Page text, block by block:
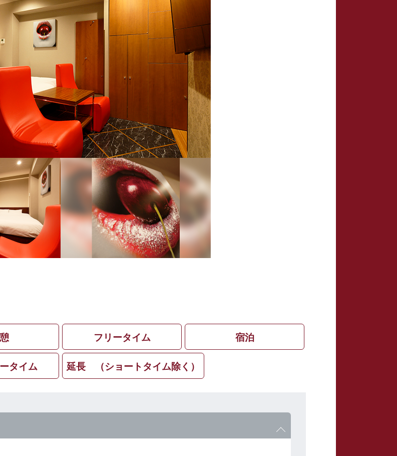
フリータイム 宿泊
タイム 延長 （ショートタイム除く）